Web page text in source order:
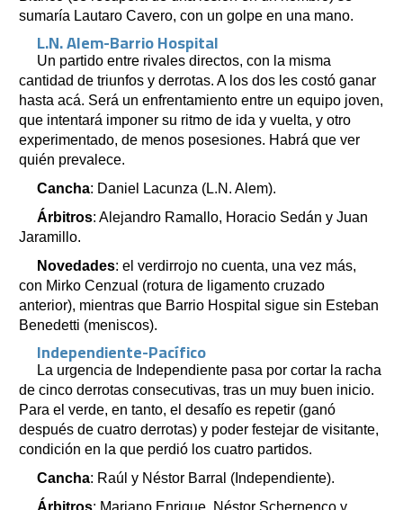
sumaría Lautaro Cavero, con un golpe en una mano.
L.N. Alem-Barrio Hospital
Un partido entre rivales directos, con la misma
cantidad de triunfos y derrotas. A los dos les costó ganar
hasta acá. Será un enfrentamiento entre un equipo joven,
que intentará imponer su ritmo de ida y vuelta, y otro
experimentado, de menos posesiones. Habrá que ver
quién prevalece.
Cancha: Daniel Lacunza (L.N. Alem).
Árbitros: Alejandro Ramallo,⁩ Horacio Sedán y Juan
Jaramillo.
Novedades: el verdirrojo no cuenta, una vez más,
con Mirko Cenzual (rotura de ligamento cruzado
anterior), mientras que Barrio Hospital sigue sin Esteban
Benedetti (meniscos).
Independiente-Pacífico
La urgencia de Independiente pasa por cortar la racha
de cinco derrotas consecutivas, tras un muy buen inicio.
Para el verde, en tanto, el desafío es repetir (ganó
después de cuatro derrotas) y poder festejar de visitante,
condición en la que perdió los cuatro partidos.
Cancha: Raúl y Néstor Barral (Independiente).
Árbitros: Mariano Enrique, Néstor Schernenco y